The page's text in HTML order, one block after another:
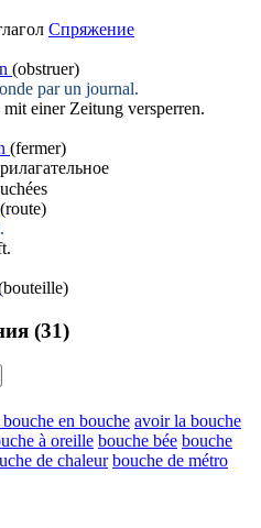
Спряжение
(obstruer)
par un journal.
einer Zeitung versperren.
(fermer)
(route)
.
.
(31)
bouche en bouche avoir la bouche
à oreille bouche bée bouche
de chaleur bouche de métro